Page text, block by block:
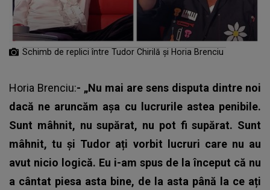
Schimb de replici între Tudor Chirilă și Horia Brenciu
Horia Brenciu:- „Nu mai are sens disputa dintre noi
dacă ne aruncăm așa cu lucrurile astea penibile.
Sunt mâhnit, nu supărat, nu pot fi supărat. Sunt
mâhnit, tu și Tudor ați vorbit lucruri care nu au
avut nicio logică. Eu i-am spus de la început că nu
a cântat piesa asta bine, de la asta până la ce ați